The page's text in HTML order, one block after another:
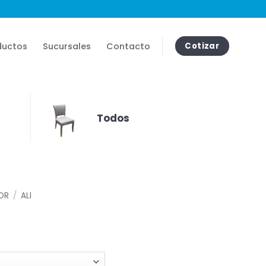
Sucursales Contacto Cotizar
Todos
/ ALI